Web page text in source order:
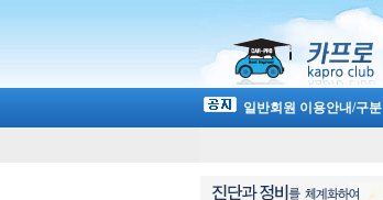
일반회원 이용안내/구분